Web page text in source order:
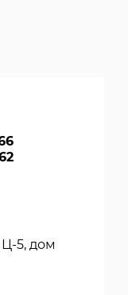
5, дом